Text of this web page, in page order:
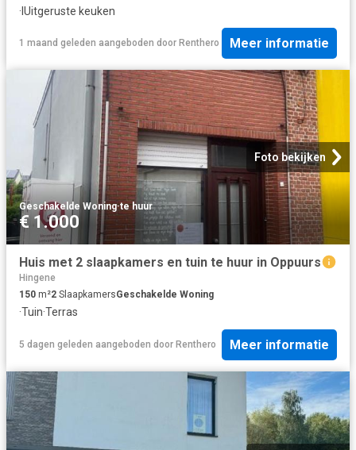
·IUitgeruste keuken
1 maand geleden aangeboden door Renthero Meer informatie
Foto bekijken
Geschakelde Woning·te huur
€ 1.000
Huis met 2 slaapkamers en tuin te huur in Oppuurs
Hingene
150 m²2 SlaapkamersGeschakelde Woning
·Tuin·Terras
5 dagen geleden aangeboden door Renthero Meer informatie